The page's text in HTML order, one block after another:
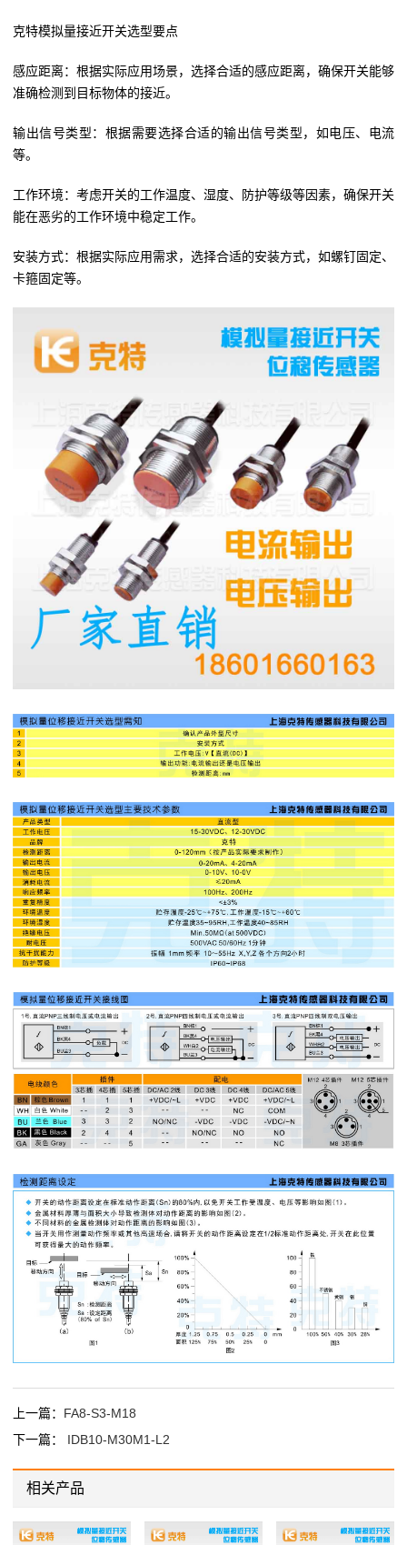
克特模拟量接近开关选型要点
感应距离：根据实际应用场景，选择合适的感应距离，确保开关能够
准确检测到目标物体的接近。
输出信号类型：根据需要选择合适的输出信号类型，如电压、电流
等。
工作环境：考虑开关的工作温度、湿度、防护等级等因素，确保开关
能在恶劣的工作环境中稳定工作。
安装方式：根据实际应用需求，选择合适的安装方式，如螺钉固定、
卡箍固定等。
上一篇： FA8-S3-M18
下一篇： IDB10-M30M1-L2
相关产品